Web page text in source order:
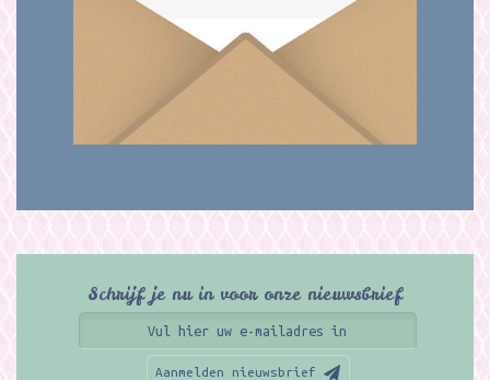
Schrijf je nu in voor onze nieuwsbrief
Aanmelden nieuwsbrief